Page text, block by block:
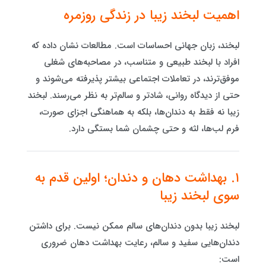
اهمیت لبخند زیبا در زندگی روزمره
لبخند، زبان جهانی احساسات است. مطالعات نشان داده که
افراد با لبخند طبیعی و متناسب، در مصاحبه‌های شغلی
موفق‌ترند، در تعاملات اجتماعی بیشتر پذیرفته می‌شوند و
حتی از دیدگاه روانی، شادتر و سالم‌تر به نظر می‌رسند. لبخند
زیبا نه فقط به دندان‌ها، بلکه به هماهنگی اجزای صورت،
فرم لب‌ها، لثه و حتی چشمان شما بستگی دارد.
۱. بهداشت دهان و دندان؛ اولین قدم به
سوی لبخند زیبا
لبخند زیبا بدون دندان‌های سالم ممکن نیست. برای داشتن
دندان‌هایی سفید و سالم، رعایت بهداشت دهان ضروری
است: